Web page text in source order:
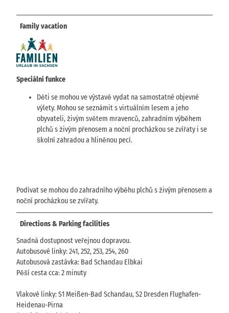
Family vacation
Speciální funkce
Děti se mohou ve výstavě vydat na samostatné objevné
výlety. Mohou se seznámit s virtuálním lesem a jeho
obyvateli, živým světem mravenců, zahradním výběhem
plchů s živým přenosem a noční procházkou se zvířaty i se
školní zahradou a hliněnou pecí.
Podívat se mohou do zahradního výběhu plchů s živým přenosem a
noční procházkou se zvířaty.
Directions & Parking facilities
Snadná dostupnost veřejnou dopravou.
Autobusové linky: 241, 252, 253, 254, 260
Autobusová zastávka: Bad Schandau Elbkai
Pěší cesta cca: 2 minuty
Vlakové linky: S1 Meißen-Bad Schandau, S2 Dresden Flughafen-
Heidenau-Pirna